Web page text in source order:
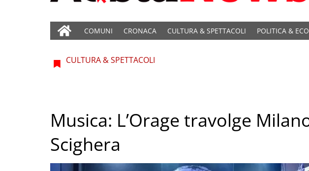
COMUNI CRONACA CULTURA & SPETTACOLI POLITICA &
CULTURA & SPETTACOLI
Musica: L’Orage travolge
Scighera